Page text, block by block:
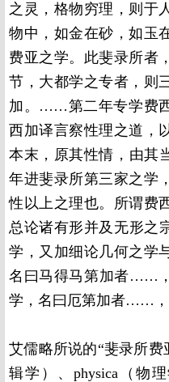
之灵，格物穷理，则于
物中，如金在砂，如玉
费亚之学。此斐录所者
节，大都学之专者，则
加。……第二年专学费
西加译言察性理之道，
本末，原其性情，由
年进斐录所第三家之学
性以上之理也。所谓费
总论诸有形并及无形
学，又加细论几何之学
名曰马得马第加者……
学，名曰厄第加者……，
艾儒略所说的“斐录所费
辑学）、physica（物